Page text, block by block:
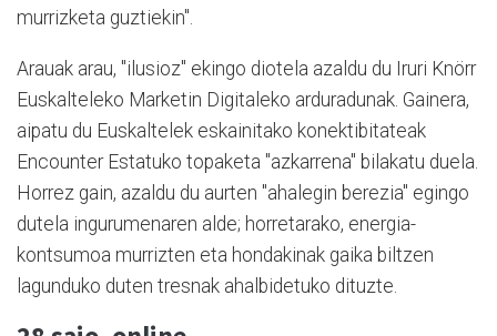
murrizketa guztiekin".
Arauak arau, "ilusioz" ekingo diotela azaldu du Iruri Knörr
Euskalteleko Marketin Digitaleko arduradunak. Gainera,
aipatu du Euskaltelek eskainitako konektibitateak
Encounter Estatuko topaketa "azkarrena" bilakatu duela.
Horrez gain, azaldu du aurten "ahalegin berezia" egingo
dutela ingurumenaren alde; horretarako, energia-
kontsumoa murrizten eta hondakinak gaika biltzen
lagunduko duten tresnak ahalbidetuko dituzte.